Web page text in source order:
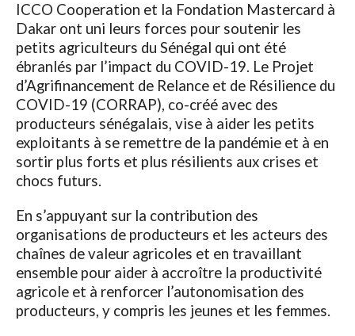
ICCO Cooperation et la Fondation Mastercard à
Dakar ont uni leurs forces pour soutenir les
petits agriculteurs du Sénégal qui ont été
ébranlés par l’impact du COVID-19. Le Projet
d’Agrifinancement de Relance et de Résilience du
COVID-19 (CORRAP), co-créé avec des
producteurs sénégalais, vise à aider les petits
exploitants à se remettre de la pandémie et à en
sortir plus forts et plus résilients aux crises et
chocs futurs.
En s’appuyant sur la contribution des
organisations de producteurs et les acteurs des
chaînes de valeur agricoles et en travaillant
ensemble pour aider à accroître la productivité
agricole et à renforcer l’autonomisation des
producteurs, y compris les jeunes et les femmes.